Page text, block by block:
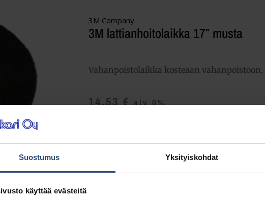
Suostumus Yksityiskohdat
käyttää evästeitä
3M Company
3M lattianhoitolaikka 17″ musta
Vahanpoistolaikka kosteaan vahanpoistoon.
14,53€ alv 0%